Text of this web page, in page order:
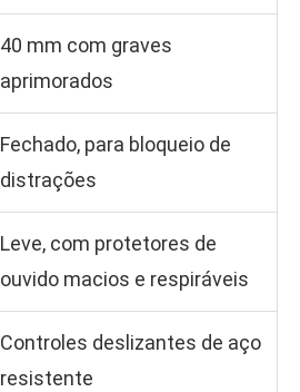
40 mm com graves
aprimorados
Fechado, para bloqueio de
distrações
Leve, com protetores de
ouvido macios e respiráveis
Controles deslizantes de aço
resistente